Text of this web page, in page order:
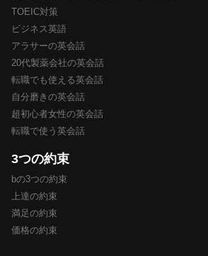
TOEIC対策
ビジネス英語
アラサーの英会話
20代製薬会社の英会話
転職でも使える英会話
自分磨きの英会話
超初心者女性の英会話
転職で使う英会話
3つの約束
bの3つの約束
上達の約束
満足の約束
価格の約束